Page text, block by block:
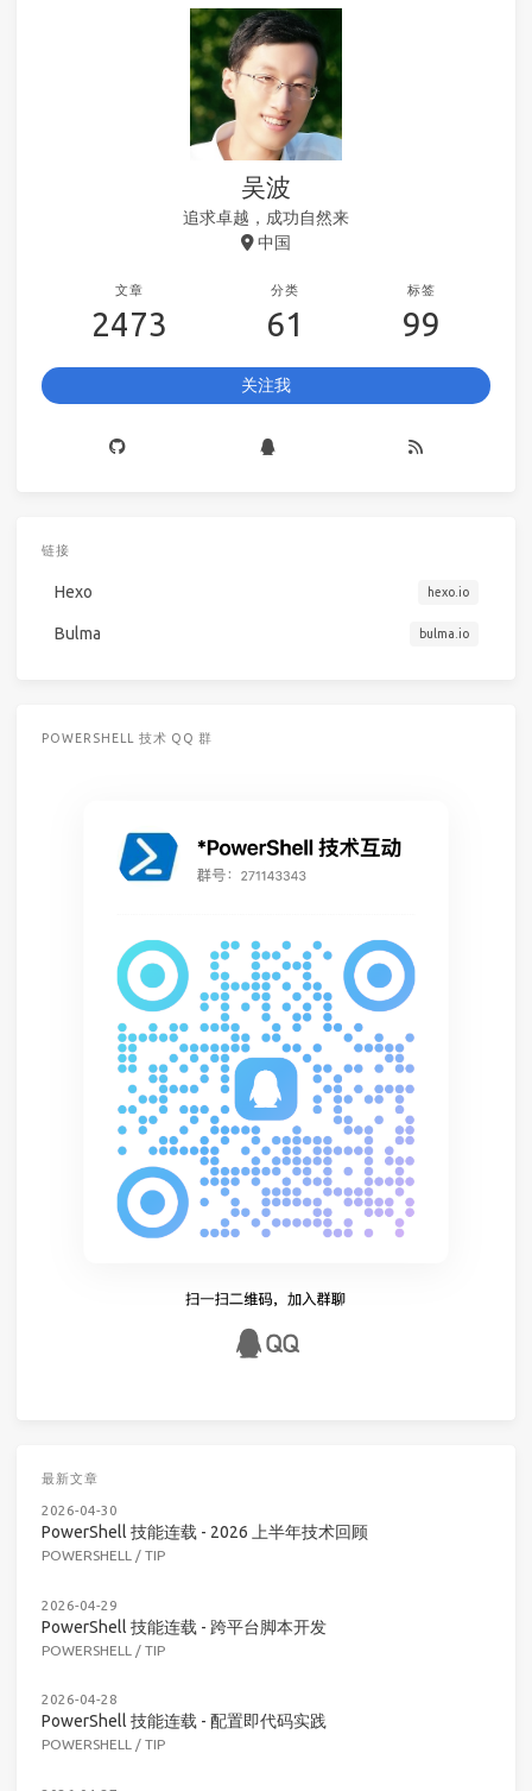
吴波
追求卓越，成功自然来
中国
文章
2473
分类
61
标签
99
关注我
链接
Hexo hexo.io
Bulma bulma.io
POWERSHELL 技术 QQ 群
最新文章
2026-04-30
PowerShell 技能连载 - 2026 上半年技术回顾
POWERSHELL / TIP
2026-04-29
PowerShell 技能连载 - 跨平台脚本开发
POWERSHELL / TIP
2026-04-28
PowerShell 技能连载 - 配置即代码实践
POWERSHELL / TIP